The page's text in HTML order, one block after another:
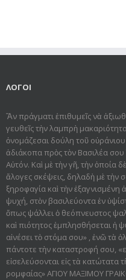
ΛΟΓΟΙ
Ἂν πράγματι ἐπιθυμεῖς νὰ
γευθεῖς τὴν λαμπρὴ
ὀνομάζεσαι δούλη τοῦ
ἀδιάκοπα πρὸς τὸν Βασιλέα
Αὐτόν. Καὶ μὲ τὴν γῆ, τὴν ὁποία
ἄλογες σκέψεις, δηλαδὴ μὲ τὴν
ξηροφαγία καὶ τὴν
ψυχή, στὸν βασιλεύοντα ἐν
ὅπως ψάλλει ὁ θεόπνευστος
καὶ πιότητος ἐμπλησθήσεται ἡ
αἰνέσει τὸ στόμα σου» , ἐνῶ τὰ
πάντοτε τὴν καταστροφή σου,
εἰσελεύσονται εἰς τὰ κατώτατα
ρομφαίας» ΑΓΙΟΥ ΜΑΞΙΜΟΥ